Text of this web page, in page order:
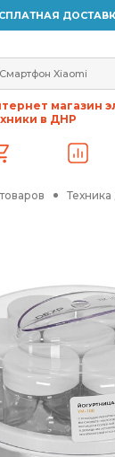
магазин
в ДНР
Техника